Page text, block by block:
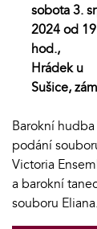
sobota 3.
2024 od
hod.,
Hrádek u
Sušice,
Barokní
podání
Victoria
a barokní
souboru Eliana.